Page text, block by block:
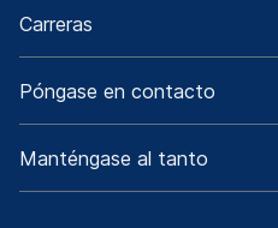
Carreras
Póngase en contacto
Manténgase al tanto